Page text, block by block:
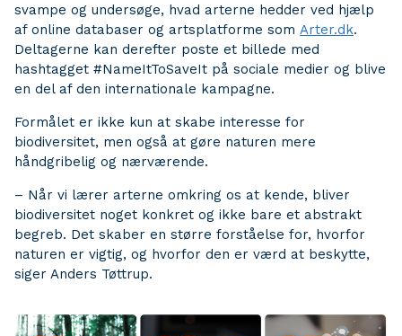
svampe og undersøge, hvad arterne hedder ved hjælp
af online databaser og artsplatforme som Arter.dk.
Deltagerne kan derefter poste et billede med
hashtagget #NameItToSaveIt på sociale medier og blive
en del af den internationale kampagne.
Formålet er ikke kun at skabe interesse for
biodiversitet, men også at gøre naturen mere
håndgribelig og nærværende.
– Når vi lærer arterne omkring os at kende, bliver
biodiversitet noget konkret og ikke bare et abstrakt
begreb. Det skaber en større forståelse for, hvorfor
naturen er vigtig, og hvorfor den er værd at beskytte,
siger Anders Tøttrup.